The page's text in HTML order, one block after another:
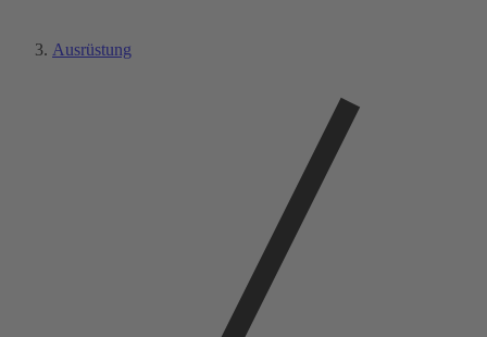
Ausrüstung